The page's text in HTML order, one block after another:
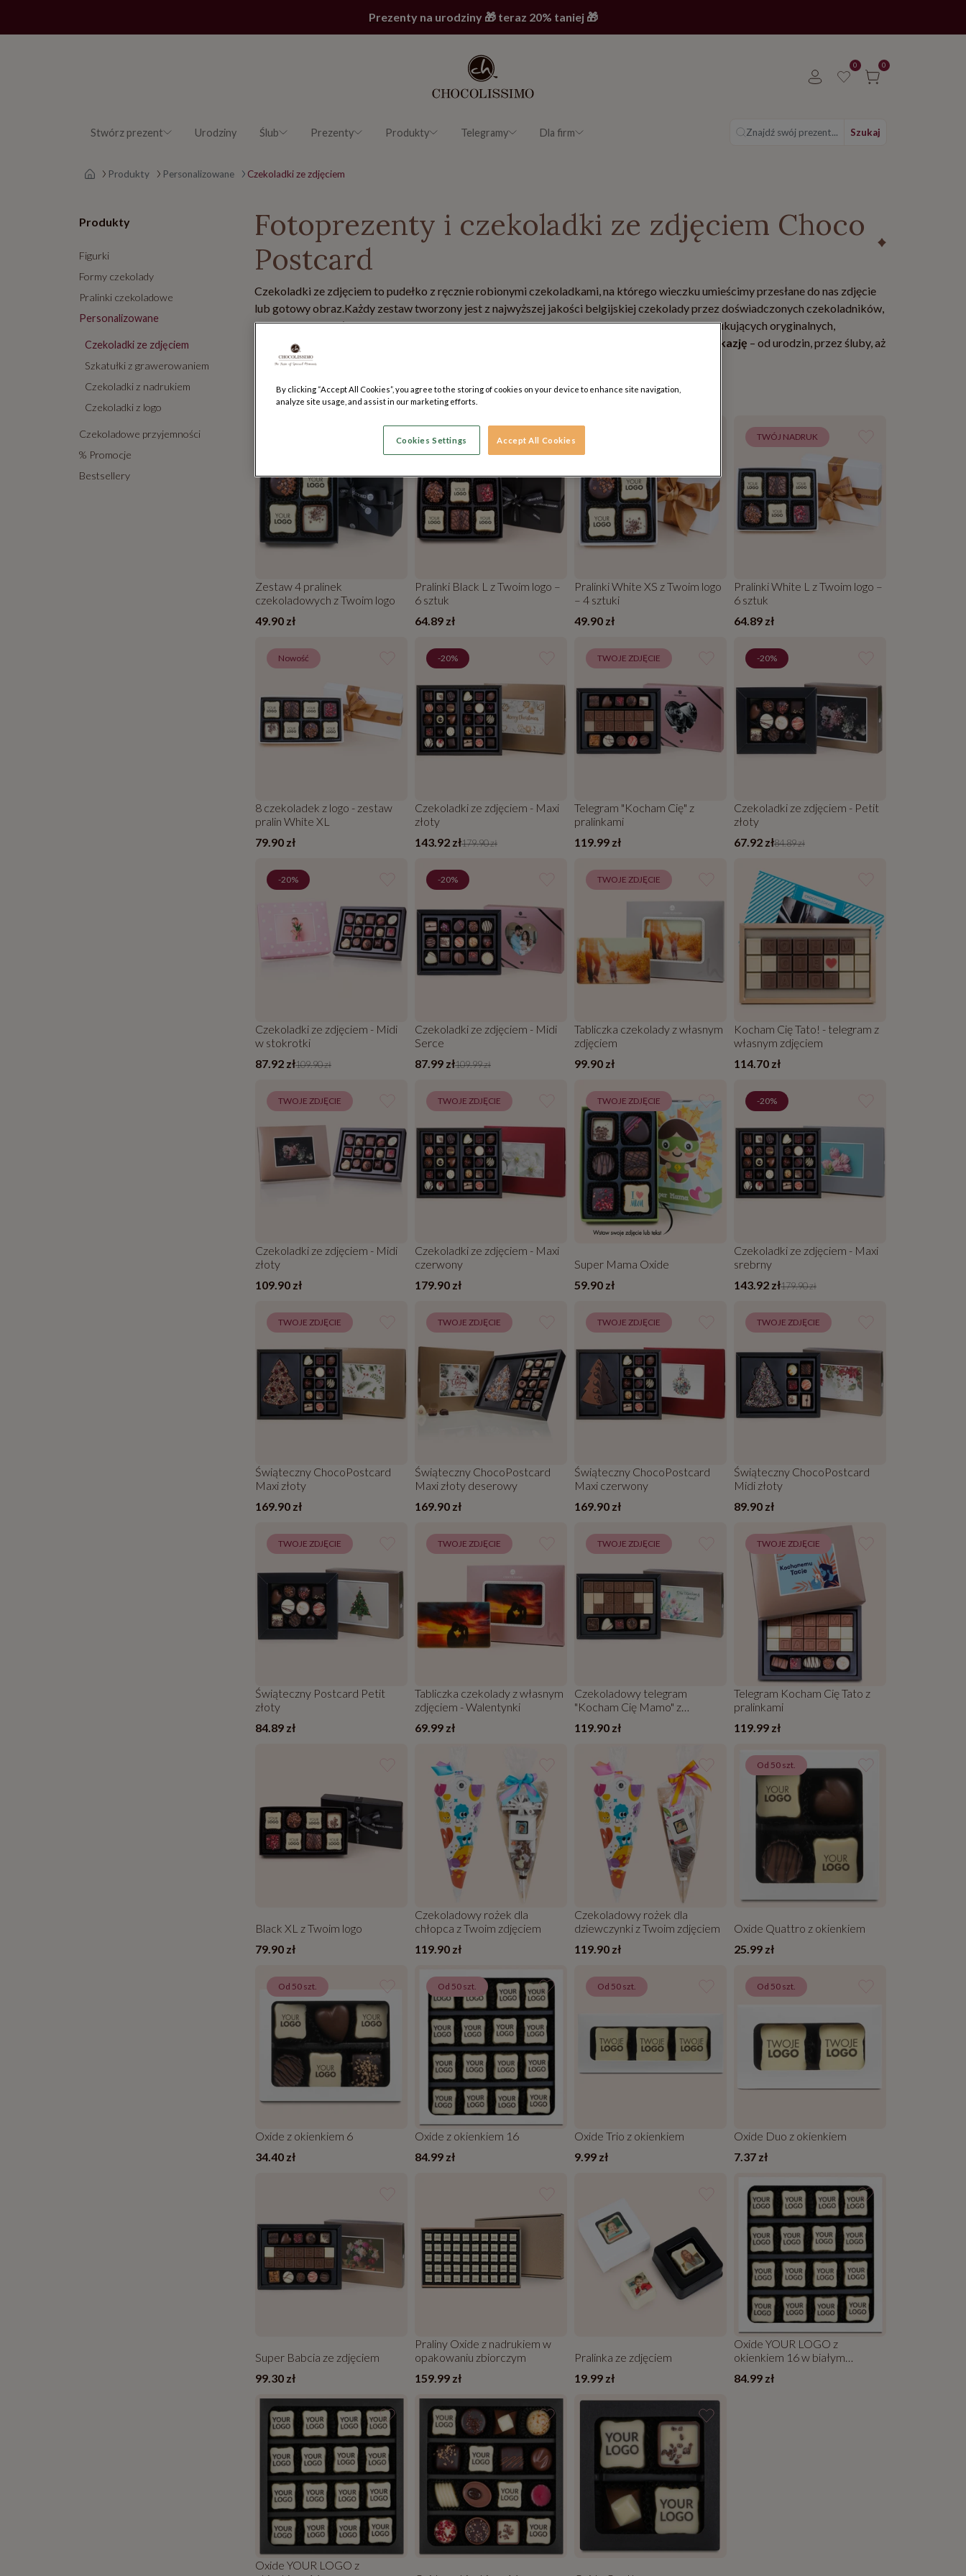
Prezenty na urodziny 🎁 teraz 20% taniej 🎁
0 0
Stwórz prezent Urodziny Ślub Prezenty Produkty Telegramy Dla firm Znajdź swój prezent... Szukaj
Strona główna
Produkty Personalizowane Czekoladki ze zdjęciem
Produkty
Figurki
Formy czekolady
Pralinki czekoladowe
Personalizowane
Czekoladki ze zdjęciem
Szkatułki z grawerowaniem
Czekoladki z nadrukiem
Czekoladki z logo
Czekoladowe przyjemności
% Promocje
Bestsellery
Fotoprezenty i czekoladki ze zdjęciem Choco
Postcard
Czekoladki ze zdjęciem to pudełko z ręcznie robionymi czekoladkami, na którego wieczku umieścimy przesłane do nas zdjęcie
lub gotowy obraz.Każdy zestaw tworzony jest z najwyższej jakości belgijskiej czekolady przez doświadczonych czekoladników,
którzy dbają o każdy detal – od smaku po estetykę wykonania. To idealny wybór dla osób poszukujących oryginalnych,
personalizowanych podarunków.
Prezenty ze zdjęciem doskonale sprawdzą się na każdą okazję – od urodzin, przez śluby, aż
po podziękowania.
Liczba wyników 39 produktów
Zestaw 4 pralinek
czekoladowych z Twoim logo
49.90 zł
TWÓJ NADRUK
Pralinki Black L z Twoim logo –
6 sztuk
64.89 zł
Pralinki White XS z Twoim logo
– 4 sztuki
49.90 zł
TWÓJ NADRUK
Pralinki White L z Twoim logo –
6 sztuk
64.89 zł
Nowość
8 czekoladek z logo - zestaw
pralin White XL
79.90 zł
-20%
Czekoladki ze zdjęciem - Maxi
złoty
143.92 zł179.90 zł
TWOJE ZDJĘCIE
Telegram "Kocham Cię" z
pralinkami
119.99 zł
-20%
Czekoladki ze zdjęciem - Petit
złoty
67.92 zł84.89 zł
-20%
Czekoladki ze zdjęciem - Midi
w stokrotki
87.92 zł109.90 zł
-20%
Czekoladki ze zdjęciem - Midi
Serce
87.99 zł109.99 zł
TWOJE ZDJĘCIE
Tabliczka czekolady z własnym
zdjęciem
99.90 zł
Kocham Cię Tato! - telegram z
własnym zdjęciem
114.70 zł
TWOJE ZDJĘCIE
Czekoladki ze zdjęciem - Midi
złoty
109.90 zł
TWOJE ZDJĘCIE
Czekoladki ze zdjęciem - Maxi
czerwony
179.90 zł
TWOJE ZDJĘCIE
Super Mama Oxide
59.90 zł
-20%
Czekoladki ze zdjęciem - Maxi
srebrny
143.92 zł179.90 zł
TWOJE ZDJĘCIE
Świąteczny ChocoPostcard
Maxi złoty
169.90 zł
TWOJE ZDJĘCIE
Świąteczny ChocoPostcard
Maxi złoty deserowy
169.90 zł
TWOJE ZDJĘCIE
Świąteczny ChocoPostcard
Maxi czerwony
169.90 zł
TWOJE ZDJĘCIE
Świąteczny ChocoPostcard
Midi złoty
89.90 zł
TWOJE ZDJĘCIE
Świąteczny Postcard Petit
złoty
84.89 zł
TWOJE ZDJĘCIE
Tabliczka czekolady z własnym
zdjęciem - Walentynki
69.99 zł
TWOJE ZDJĘCIE
Czekoladowy telegram
"Kocham Cię Mamo" z
pralinkami
119.90 zł
TWOJE ZDJĘCIE
Telegram Kocham Cię Tato z
pralinkami
119.99 zł
Black XL z Twoim logo
79.90 zł
Czekoladowy rożek dla
chłopca z Twoim zdjęciem
119.90 zł
Czekoladowy rożek dla
dziewczynki z Twoim zdjęciem
119.90 zł
Od 50 szt.
Oxide Quattro z okienkiem
25.99 zł
Od 50 szt.
Oxide z okienkiem 6
34.40 zł
Od 50 szt.
Oxide z okienkiem 16
84.99 zł
Od 50 szt.
Oxide Trio z okienkiem
9.99 zł
Od 50 szt.
Oxide Duo z okienkiem
7.37 zł
Super Babcia ze zdjęciem
99.30 zł
Praliny Oxide z nadrukiem w
opakowaniu zbiorczym
159.99 zł
Pralinka ze zdjęciem
19.99 zł
Oxide YOUR LOGO z
okienkiem 16 w białym
kartoniku
84.99 zł
Oxide YOUR LOGO z
By clicking “Accept All Cookies”, you agree to the storing of cookies on your device to enhance site navigation,
analyze site usage, and assist in our marketing efforts.
Cookies Settings Accept All Cookies